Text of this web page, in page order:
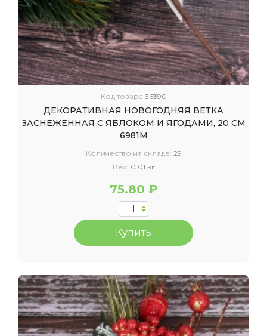
Код товара 36390
ДЕКОРАТИВНАЯ НОВОГОДНЯЯ ВЕТКА
ЗАСНЕЖЕННАЯ С ЯБЛОКОМ И ЯГОДАМИ, 20 СМ
6981М
Количество на складе: 29
Вес: 0.01 кг
75.80 ₽
Купить